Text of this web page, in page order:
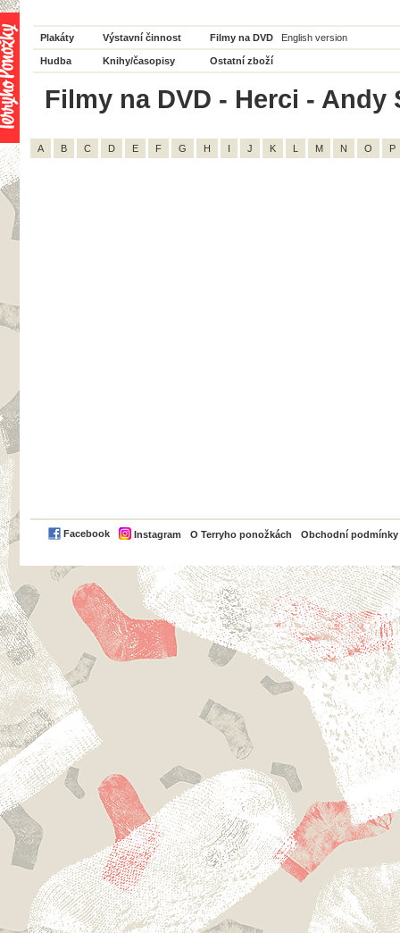
Plakáty Výstavní činnost Filmy na DVD English version
Hudba Knihy/časopisy Ostatní zboží
Filmy na DVD - Herci - Andy
A B C D E F G H I J K L M N O P
Facebook Instagram O Terryho ponožkách Obchodní podmínky
PayPal